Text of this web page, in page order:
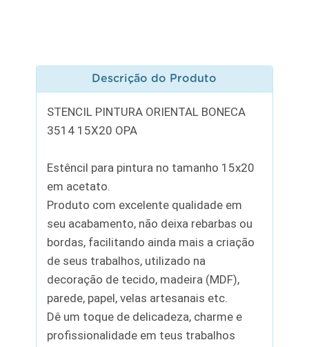
Descrição do Produto
STENCIL PINTURA ORIENTAL BONECA
3514 15X20 OPA
Estêncil para pintura no tamanho 15x20
em acetato.
Produto com excelente qualidade em
seu acabamento, não deixa rebarbas ou
bordas, facilitando ainda mais a criação
de seus trabalhos, utilizado na
decoração de tecido, madeira (MDF),
parede, papel, velas artesanais etc.
Dê um toque de delicadeza, charme e
profissionalidade em teus trabalhos